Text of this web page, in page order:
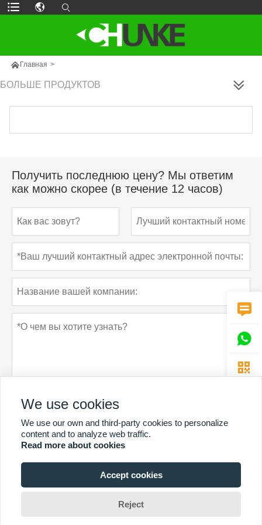
 Главная >
БОЛЬШЕ ПРОДУКТОВ
Получить последнюю цену? Мы ответим
как можно скорее (в течение 12 часов)
отправить Политика конфиденциальности
Copyright By © Guangzhou Chunke Environmental Technology Co. Ltd. 邮箱：



We use cookies
We use our own and third-party cookies to personalize
content and to analyze web traffic.
Read more about cookies
Accept cookies
Reject